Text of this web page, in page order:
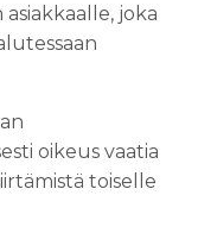
joka
oikeus vaatia
toiselle